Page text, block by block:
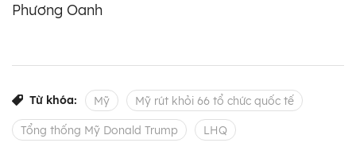
Phương Oanh
Từ khóa: Mỹ Mỹ rút khỏi 66 tổ chức quốc tế
Tổng thống Mỹ Donald Trump LHQ